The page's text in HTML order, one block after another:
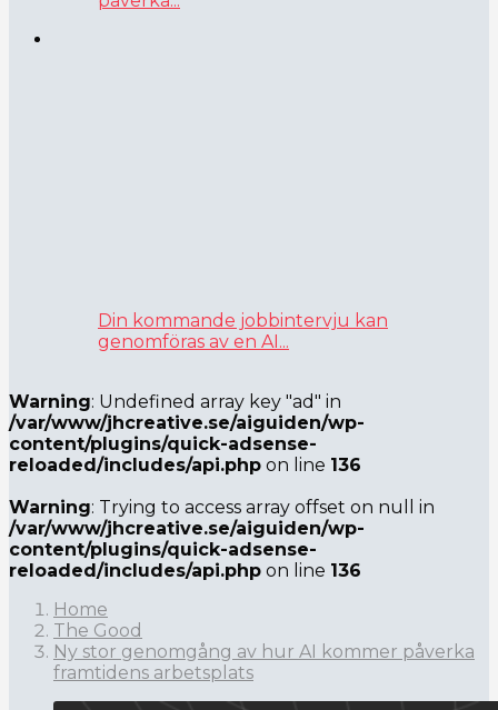
Din kommande jobbintervju kan
genomföras av en AI...
Warning: Undefined array key "ad" in
/var/www/jhcreative.se/aiguiden/wp-
content/plugins/quick-adsense-
reloaded/includes/api.php on line 136
Warning: Trying to access array offset on null in
/var/www/jhcreative.se/aiguiden/wp-
content/plugins/quick-adsense-
reloaded/includes/api.php on line 136
Home
The Good
Ny stor genomgång av hur AI kommer påverka
framtidens arbetsplats